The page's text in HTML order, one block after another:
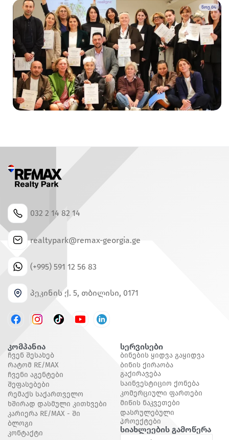
ნოე 04
032 2 14 82 14
realtypark@remax-georgia.ge
(+995) 591 12 56 83
პეკინის ქ. 5, თბილისი, 0171
კომპანია
Ჩვენ Შესახებ
Რატომ RE/MAX
Ჩვენი Აგენტები
Შეფასებები
Რემაქს Საქართველო
Ხშირად Დასმული Კითხვები
Კარიერა RE/MAX - Ში
Ბლოგი
Კონტაქტი
Სერვისები
Ბინების Ყიდვა Გაყიდვა
Ბინის Ქირაობა
Გაქირავება
Საინვესტიციო Ქონება
Კომერციული Ფართები
Მიწის Ნაკვეთები
Დასრულებული
Პროექტები
Სიახლეების Გამოწერა